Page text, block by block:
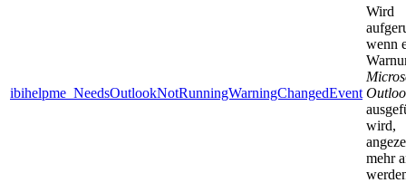
ibihelpme_NeedsOutlookNotRunningWarningChangedEvent
Wird
wenn
wird,
mehr